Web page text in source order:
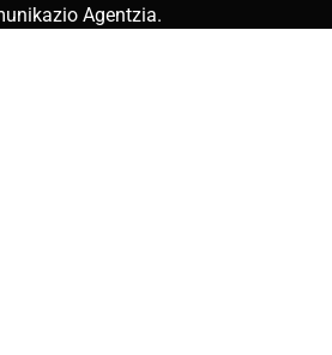
Agentzia.